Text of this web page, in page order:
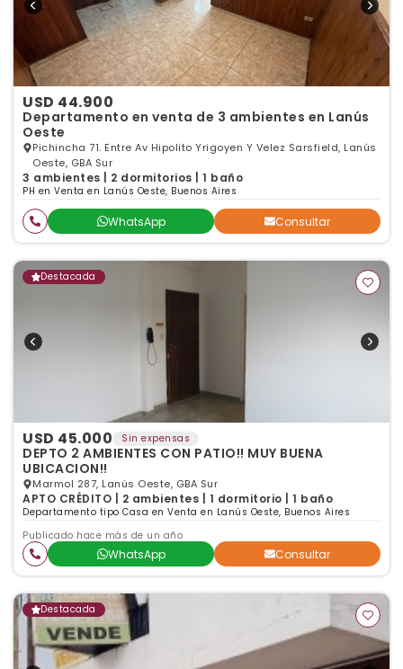
USD 44.900
Departamento en venta de 3 ambientes en Lanús
Oeste
Pichincha 71. Entre Av Hipolito Yrigoyen Y Velez Sarsfield, Lanús
Oeste, GBA Sur
3 ambientes | 2 dormitorios | 1 baño
PH en Venta en Lanús Oeste, Buenos Aires
WhatsApp Consultar
Destacada
USD 45.000 Sin expensas
DEPTO 2 AMBIENTES CON PATIO!! MUY BUENA
UBICACION!!
Marmol 287, Lanús Oeste, GBA Sur
APTO CRÉDITO | 2 ambientes | 1 dormitorio | 1 baño
Departamento tipo Casa en Venta en Lanús Oeste, Buenos Aires
Publicado hace más de un año
WhatsApp Consultar
Destacada